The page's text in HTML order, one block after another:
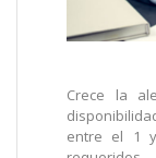
Crece la
entre el 1